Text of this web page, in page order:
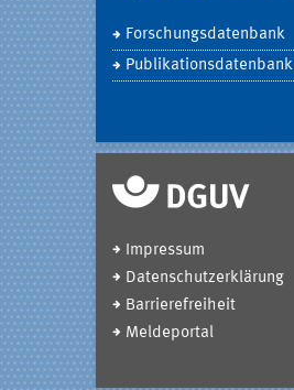
Forschungsdatenbank
Publikationsdatenbank
Impressum
Datenschutzerklärung
Barrierefreiheit
Meldeportal